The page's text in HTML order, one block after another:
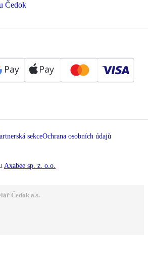
Čedok
sekceOchrana osobních údajů
Axabee sp. z. o.o.
Čedok a.s.